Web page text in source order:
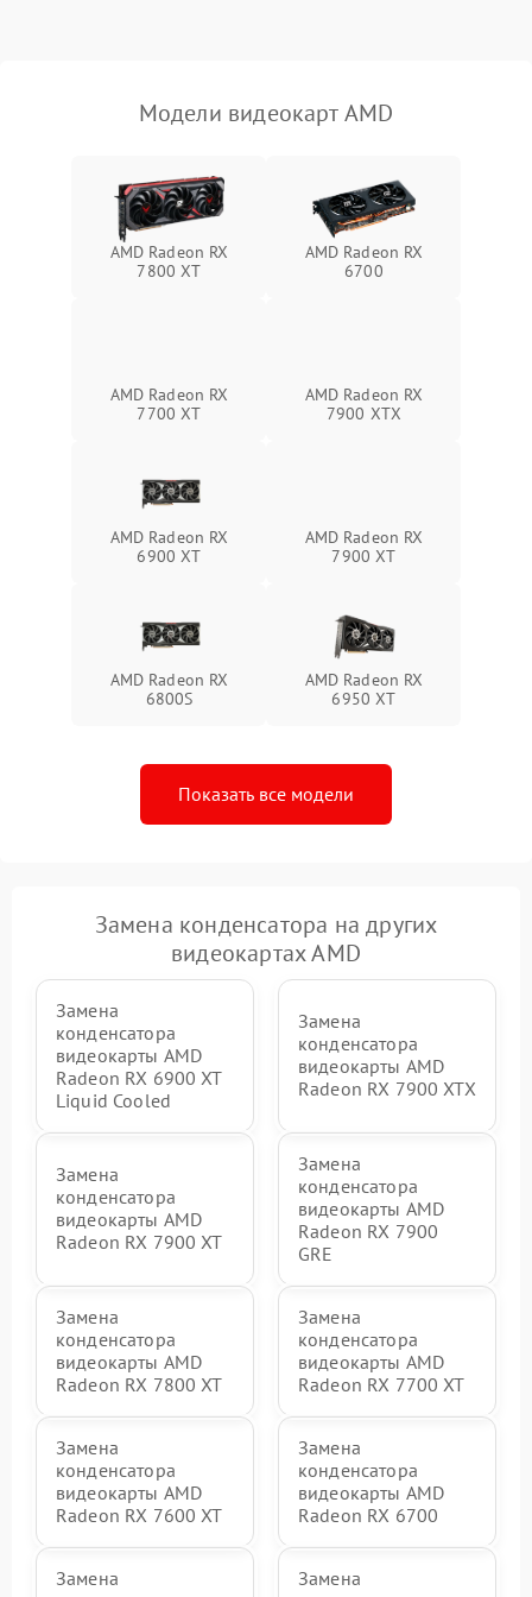
Модели видеокарт AMD
AMD Radeon RX
7800 XT
AMD Radeon RX
6700
AMD Radeon RX
7700 XT
AMD Radeon RX
7900 XTX
AMD Radeon RX
6900 XT
AMD Radeon RX
7900 XT
AMD Radeon RX
6800S
AMD Radeon RX
6950 XT
Показать все модели
Замена конденсатора на других
видеокартах AMD
Замена
конденсатора
видеокарты AMD
Radeon RX 6900 XT
Liquid Cooled
Замена
конденсатора
видеокарты AMD
Radeon RX 7900 XTX
Замена
конденсатора
видеокарты AMD
Radeon RX 7900 XT
Замена
конденсатора
видеокарты AMD
Radeon RX 7900
GRE
Замена
конденсатора
видеокарты AMD
Radeon RX 7800 XT
Замена
конденсатора
видеокарты AMD
Radeon RX 7700 XT
Замена
конденсатора
видеокарты AMD
Radeon RX 7600 XT
Замена
конденсатора
видеокарты AMD
Radeon RX 6700
Замена
Замена